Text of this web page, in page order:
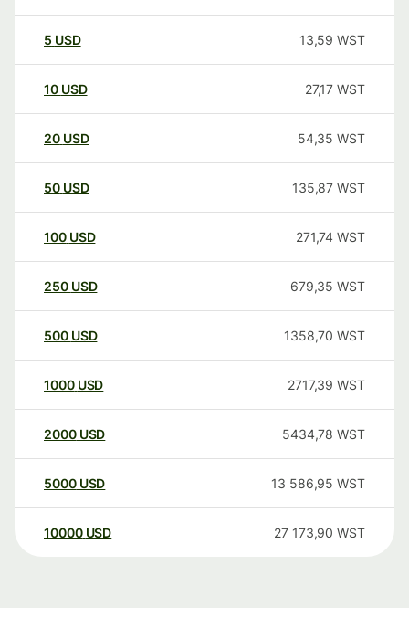
5 USD 13,59 WST
10 USD 27,17 WST
20 USD 54,35 WST
50 USD 135,87 WST
100 USD 271,74 WST
250 USD 679,35 WST
500 USD 1358,70 WST
1000 USD 2717,39 WST
2000 USD 5434,78 WST
5000 USD 13 586,95 WST
10000 USD 27 173,90 WST